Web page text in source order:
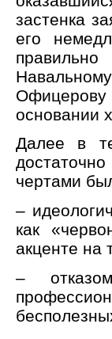
застенка
его
основании
Далее в
чертами
–
как
акценте на
–